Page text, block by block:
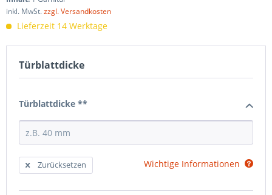
inkl. MwSt.zzgl. Versandkosten
Lieferzeit 14 Werktage
Türblattdicke
Türblattdicke **
Zurücksetzen Wichtige Informationen